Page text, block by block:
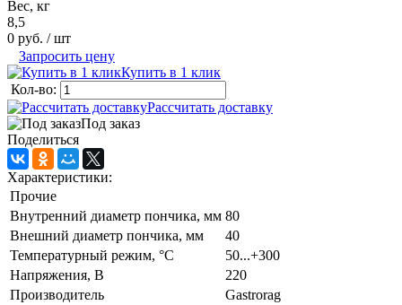
Вес, кг
8,5
0 руб. / шт
Запросить цену
Купить в 1 клик
Кол-во:
Рассчитать доставку
Под заказ
Поделиться
Характеристики:
Прочие
Внутренний диаметр пончика, мм 80
Внешний диаметр пончика, мм
40
Температурный режим, °C
50...+300
Напряжения, В
220
Производитель
Gastrorag